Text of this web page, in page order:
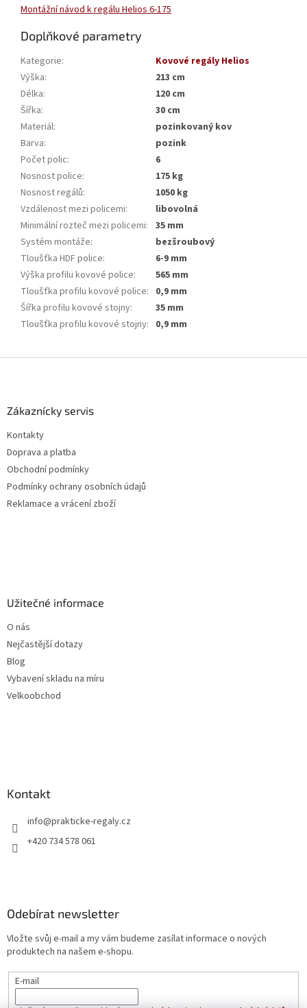
Montážní návod k regálu Helios 6-175
Doplňkové parametry
Kategorie:
Kovové regály Helios
Výška:
213 cm
Délka:
120 cm
Šířka:
30 cm
Materiál:
pozinkovaný kov
Barva:
pozink
Počet polic:
6
Nosnost police:
175 kg
Nosnost regálů:
1050 kg
Vzdálenost mezi policemi:
libovolná
Minimální rozteč mezi policemi: 35 mm
Systém montáže:
bezšroubový
Tloušťka HDF police:
6-9 mm
Výška profilu kovové police:
565 mm
Tloušťka profilu kovové police: 0,9 mm
Šířka profilu kovové stojny:
35 mm
Tloušťka profilu kovové stojny: 0,9 mm
Zákaznícky servis
Kontakty
Doprava a platba
Obchodní podmínky
Podmínky ochrany osobních údajů
Reklamace a vrácení zboží
Užitečné informace
O nás
Nejčastější dotazy
Blog
Vybavení skladu na míru
Velkoobchod
Kontakt
info@prakticke-regaly.cz
+420 734 578 061
Odebírat newsletter
Vložte svůj e-mail a my vám budeme zasílat informace o nových
produktech na našem e-shopu.
E-mail